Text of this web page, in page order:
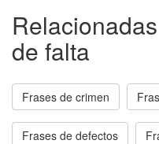
de falta
Frases de crimen
Frases de defectos